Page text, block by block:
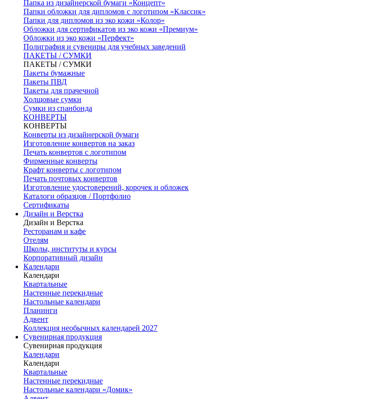
Папка из дизайнерской бумаги «Концепт»
Папки обложки для дипломов с логотипом «Классик»
Папки для дипломов из эко кожи «Колор»
Обложки для сертификатов из эко кожи «Премиум»
Обложки из эко кожи «Перфект»
Полиграфия и сувениры для учебных заведений
ПАКЕТЫ / СУМКИ
ПАКЕТЫ / СУМКИ
Пакеты бумажные
Пакеты ПВД
Пакеты для прачечной
Холщовые сумки
Сумки из спанбонда
КОНВЕРТЫ
КОНВЕРТЫ
Конверты из дизайнерской бумаги
Изготовление конвертов на заказ
Печать конвертов с логотипом
Фирменные конверты
Крафт конверты с логотипом
Печать почтовых конвертов
Изготовление удостоверений, корочек и обложек
Каталоги образцов / Портфолио
Сертификаты
Дизайн и Верстка
Дизайн и Верстка
Ресторанам и кафе
Отелям
Школы, институты и курсы
Корпоративный дизайн
Календари
Календари
Квартальные
Настенные перекидные
Настольные календари
Планинги
Адвент
Коллекция необычных календарей 2027
Сувенирная продукция
Сувенирная продукция
Календари
Календари
Квартальные
Настенные перекидные
Настольные календари «Домик»